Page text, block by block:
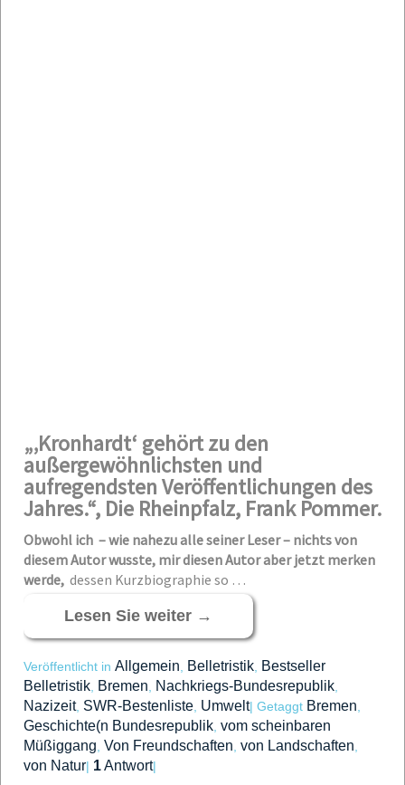
„‚Kronhardt‘ gehört zu den
außergewöhnlichsten und
aufregendsten Veröffentlichungen des
Jahres.“, Die Rheinpfalz, Frank Pommer.
Obwohl ich – wie nahezu alle seiner Leser – nichts von
diesem Autor wusste, mir diesen Autor aber jetzt merken
werde, dessen Kurzbiographie so …
Lesen Sie weiter →
Veröffentlicht in Allgemein Belletristik Bestseller
Belletristik Bremen Nachkriegs-Bundesrepublik
Nazizeit, SWR-Bestenliste Umwelt| Getaggt Bremen
Geschichte(n Bundesrepublik vom scheinbaren
Müßiggang Von Freundschaften von Landschaften
von Natur| 1Antwort|